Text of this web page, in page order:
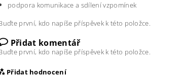
podpora komunikace a sdílení vzpomínek
první, kdo napíše příspěvek k této položce.
Přidat komentář
první, kdo napíše příspěvek k této položce.
Přidat hodnocení